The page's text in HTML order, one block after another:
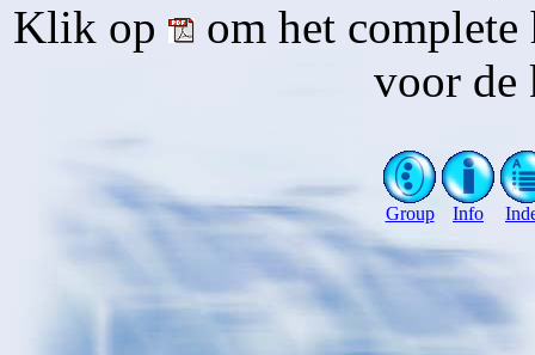
Klik op
om het
voor de
Group Info